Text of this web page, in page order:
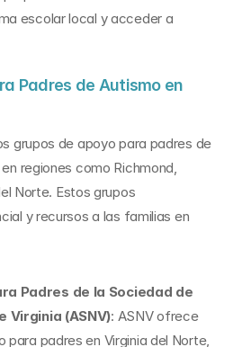
escolar local y acceder a
Padres de Autismo en
grupos de apoyo para padres de
regiones como Richmond,
Norte. Estos grupos
y recursos a las familias en
Padres de la Sociedad de
Virginia (ASNV): ASNV ofrece
para padres en Virginia del Norte,